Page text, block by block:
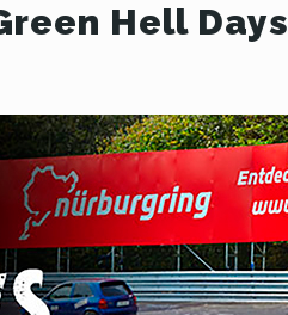
Hell Days